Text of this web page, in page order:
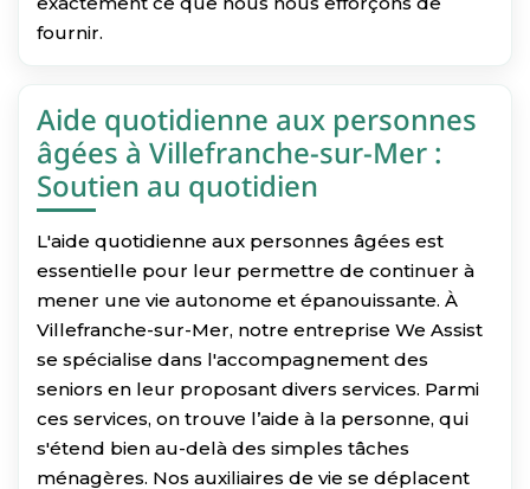
fournir.
Aide quotidienne aux personnes
âgées à Villefranche-sur-Mer :
Soutien au quotidien
L'aide quotidienne aux personnes âgées est
essentielle pour leur permettre de continuer à
mener une vie autonome et épanouissante. À
Villefranche-sur-Mer, notre entreprise We Assist
se spécialise dans l'accompagnement des
seniors en leur proposant divers services. Parmi
ces services, on trouve l’aide à la personne, qui
s'étend bien au-delà des simples tâches
ménagères. Nos auxiliaires de vie se déplacent